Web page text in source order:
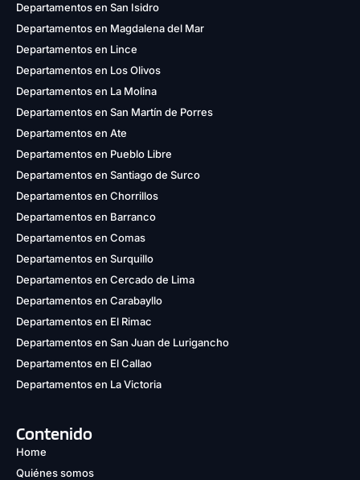
Departamentos en San Isidro
Departamentos en Magdalena del Mar
Departamentos en Lince
Departamentos en Los Olivos
Departamentos en La Molina
Departamentos en San Martín de Porres
Departamentos en Ate
Departamentos en Pueblo Libre
Departamentos en Santiago de Surco
Departamentos en Chorrillos
Departamentos en Barranco
Departamentos en Comas
Departamentos en Surquillo
Departamentos en Cercado de Lima
Departamentos en Carabayllo
Departamentos en El Rimac
Departamentos en San Juan de Lurigancho
Departamentos en El Callao
Departamentos en La Victoria
Contenido
Home
Quiénes somos